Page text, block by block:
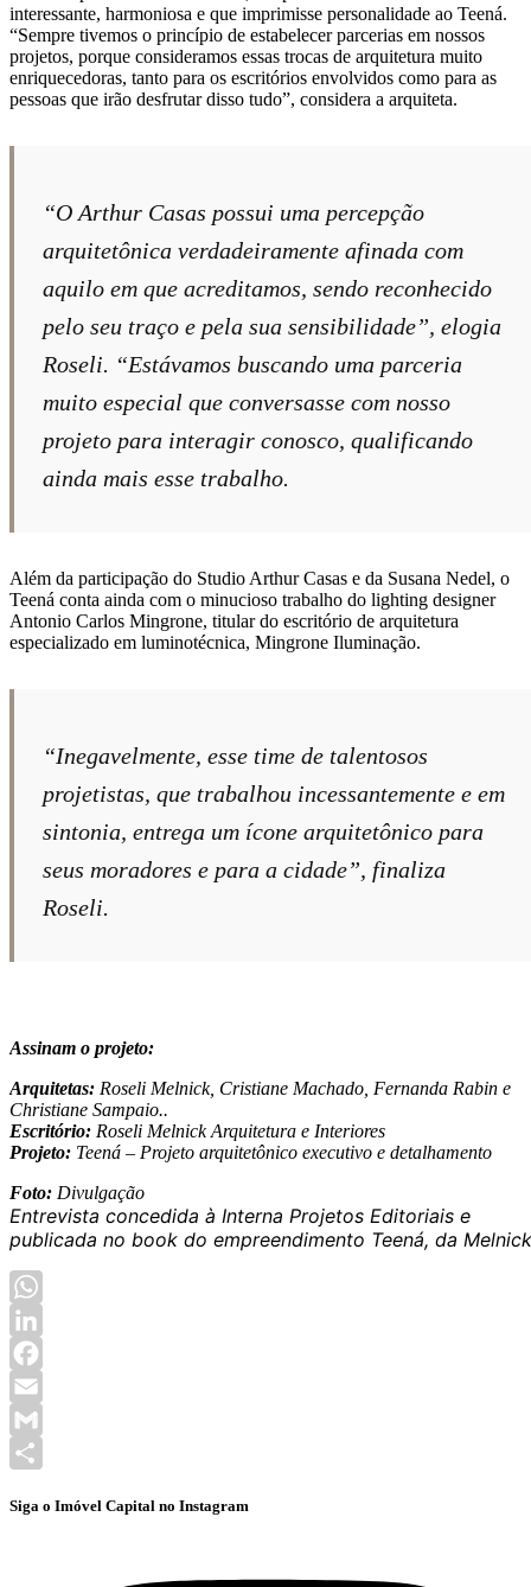
interessante, harmoniosa e que imprimisse personalidade ao Teená.
“Sempre tivemos o princípio de estabelecer parcerias em nossos
projetos, porque consideramos essas trocas de arquitetura muito
enriquecedoras, tanto para os escritórios envolvidos como para as
pessoas que irão desfrutar disso tudo”, considera a arquiteta.
“O Arthur Casas possui uma percepção
arquitetônica verdadeiramente afinada com
aquilo em que acreditamos, sendo reconhecido
pelo seu traço e pela sua sensibilidade”, elogia
Roseli. “Estávamos buscando uma parceria
muito especial que conversasse com nosso
projeto para interagir conosco, qualificando
ainda mais esse trabalho.
Além da participação do Studio Arthur Casas e da Susana Nedel, o
Teená conta ainda com o minucioso trabalho do lighting designer
Antonio Carlos Mingrone, titular do escritório de arquitetura
especializado em luminotécnica, Mingrone Iluminação.
“Inegavelmente, esse time de talentosos
projetistas, que trabalhou incessantemente e em
sintonia, entrega um ícone arquitetônico para
seus moradores e para a cidade”, finaliza
Roseli.
Assinam o projeto:
Arquitetas: Roseli Melnick, Cristiane Machado, Fernanda Rabin e
Christiane Sampaio..
Escritório: Roseli Melnick Arquitetura e Interiores
Projeto: Teená – Projeto arquitetônico executivo e detalhamento
Foto: Divulgação
Entrevista concedida à Interna Projetos Editoriais e
publicada no book do empreendimento Teená, da
WhatsApp
LinkedIn
Facebook
Email
Gmail
Siga o Imóvel Capital no Instagram